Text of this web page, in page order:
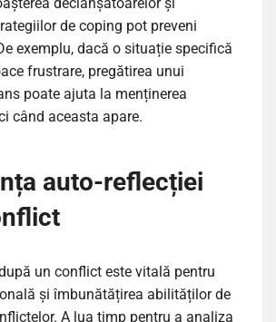
de coping pot preveni
exemplu, dacă o situație specifică
frustrare, pregătirea unui
poate ajuta la menținerea
când aceasta apare.
auto-reflecției
un conflict este vitală pentru
și îmbunătățirea abilităților de
A lua timp pentru a analiza